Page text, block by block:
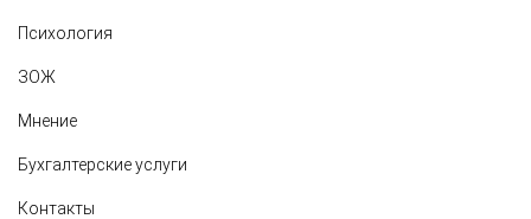
Психология
ЗОЖ
Мнение
Бухгалтерские услуги
Контакты